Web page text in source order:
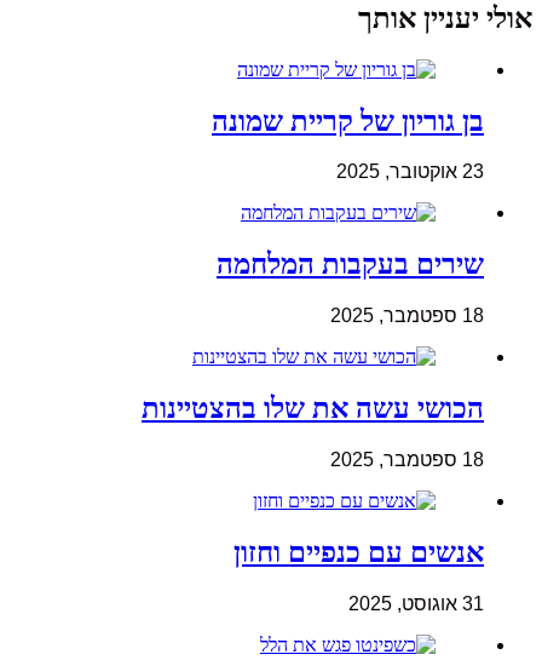
אולי יעניין אותך
בן גוריון של קריית שמונה
23 אוקטובר, 2025
שירים בעקבות המלחמה
18 ספטמבר, 2025
הכושי עשה את שלו בהצטיינות
18 ספטמבר, 2025
אנשים עם כנפיים וחזון
31 אוגוסט, 2025